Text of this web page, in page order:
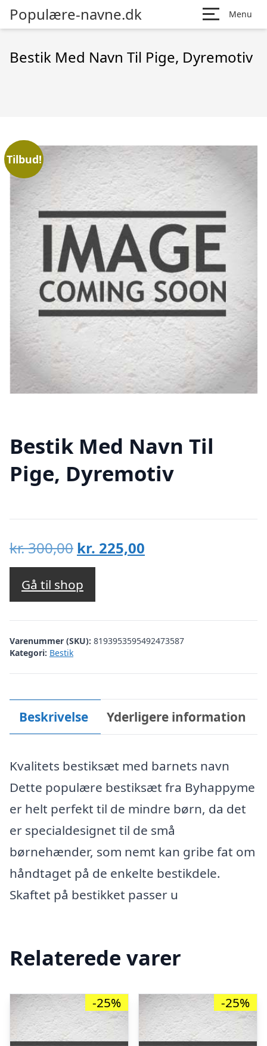
Populære-navne.dk Menu
Bestik Med Navn Til Pige, Dyremotiv
Tilbud!
Bestik Med Navn Til
Pige, Dyremotiv
kr.300,00 Den
oprindelige
pris
var:
kr. 300,00.
kr. 225,00
kr. 225,00.
Gå til shop
Varenummer (SKU): 8193953595492473587
Kategori: Bestik
Beskrivelse Yderligere information
Kvalitets bestiksæt med barnets navn
Dette populære bestiksæt fra Byhappyme
er helt perfekt til de mindre børn, da det
er specialdesignet til de små
børnehænder, som nemt kan gribe fat om
håndtaget på de enkelte bestikdele.
Skaftet på bestikket passer u
Relaterede varer
-25% -25%